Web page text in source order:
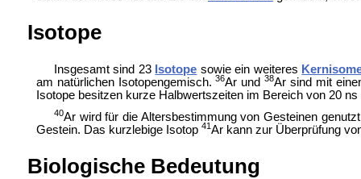
Isotope
Insgesamt sind 23 Isotope sowie ein weiteres
am natürlichen Isotopengemisch.36Ar und38Ar sind mit
Isotope besitzen kurze Halbwertszeiten im Bereich von 20
40Ar wird für die Altersbestimmung von Gesteinen
Gestein. Das kurzlebige Isotop 41 Ar kann zur Überprüfung
Biologische Bedeutung